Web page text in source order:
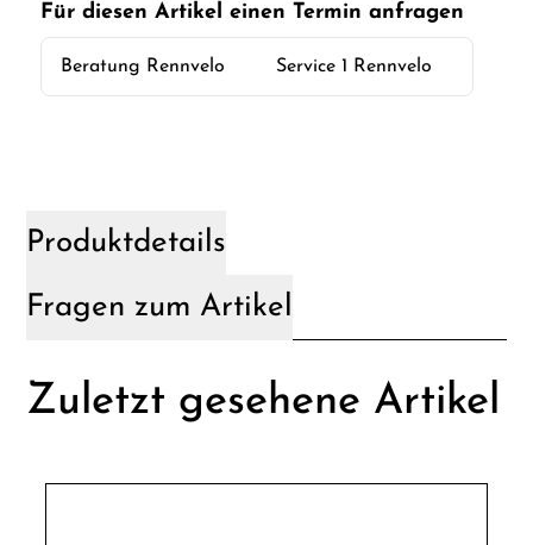
Für diesen Artikel einen Termin anfragen
Beratung Rennvelo Service 1 Rennvelo
Produktdetails
Fragen zum Artikel
Zuletzt gesehene Artikel